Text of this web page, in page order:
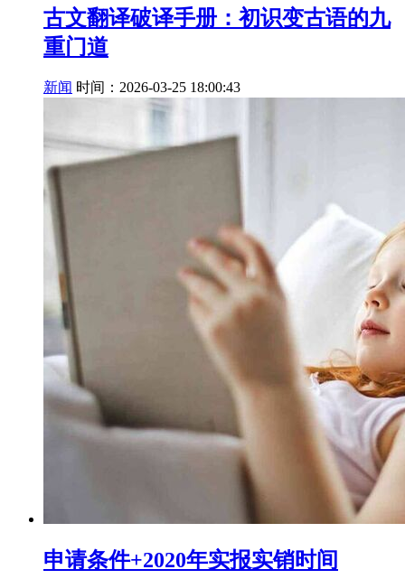
古文翻译破译手册：初识变古语的九
重门道
新闻 时间：2026-03-25 18:00:43
申请条件+2020年实报实销时间